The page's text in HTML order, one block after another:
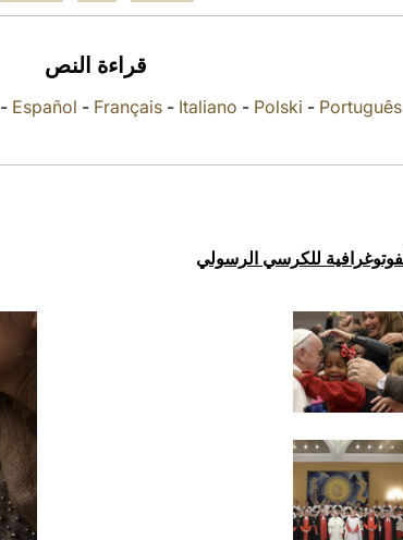
قراءة النص
- Español - Français - Italiano - Polski - Português